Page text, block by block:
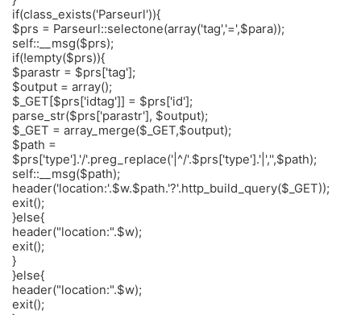
if(class_exists('Parseurl')){
$prs = Parseurl::selectone(array('tag','=',$para));
self::__msg($prs);
if(!empty($prs)){
$parastr = $prs['tag'];
$output = array();
$_GET[$prs['idtag']] = $prs['id'];
parse_str($prs['parastr'], $output);
$_GET = array_merge($_GET,$output);
$path =
$prs['type'].'/'.preg_replace('|^/'.$prs['type'].'|','',$path);
self::__msg($path);
header('location:'.$w.$path.'?'.http_build_query($_GET));
exit();
}else{
header("location:".$w);
exit();
}
}else{
header("location:".$w);
exit();